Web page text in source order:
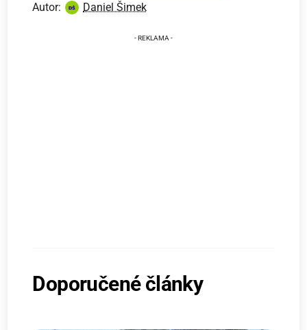
Autor: Daniel Šimek
Doporučené články